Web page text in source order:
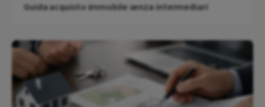
Guida acquisto immobile senza intermediari